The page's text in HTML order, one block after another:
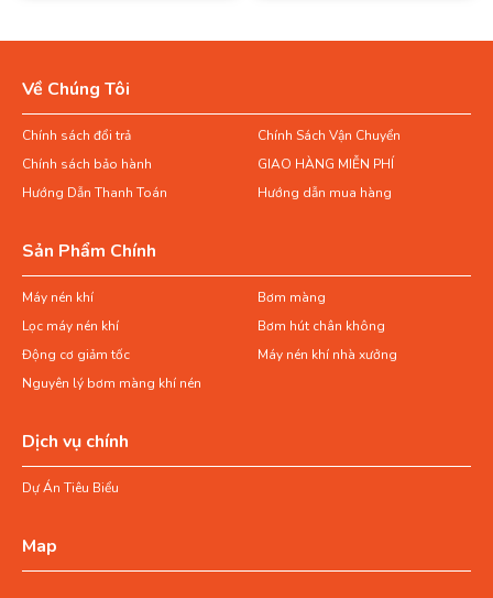
Về Chúng Tôi
Chính sách đổi trả
Chính Sách Vận Chuyển
Chính sách bảo hành
GIAO HÀNG MIỄN PHÍ
Hướng Dẫn Thanh Toán
Hướng dẫn mua hàng
Sản Phẩm Chính
Máy nén khí
Bơm màng
Lọc máy nén khí
Bơm hút chân không
Động cơ giảm tốc
Máy nén khí nhà xưởng
Nguyên lý bơm màng khí nén
Dịch vụ chính
Dự Án Tiêu Biểu
Map